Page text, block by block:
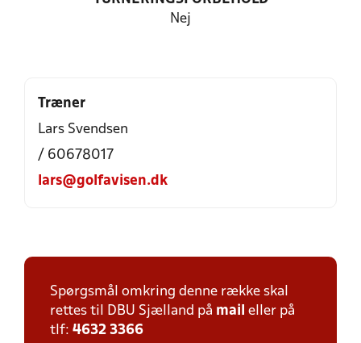
Nej
Træner
Lars Svendsen
/ 60678017
lars@golfavisen.dk
Spørgsmål omkring denne række skal
rettes til DBU Sjælland på mail eller på
tlf: 4632 3366